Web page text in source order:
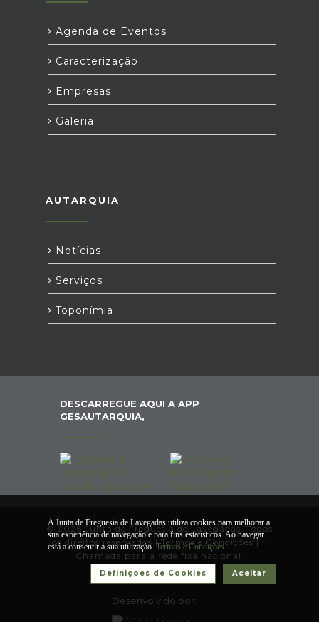
Agenda de Eventos
Caracterização
Empresas
Galeria
AUTARQUIA
Notícias
Serviços
Toponímia
DESCARREGUE AQUI A APP
GESAUTARQUIA,
© 2026 Junta de Freguesia de Lavegadas. Todos
os direitos reservados |Termos e Condições|
Chamada para a rede fixa nacional.
Desenvolvido por:
A Junta de Freguesia de Lavegadas utiliza cookies para melhorar a
sua experiência de navegação e para fins estatísticos. Ao navegar
está a consentir a sua utilização. Termos e Condições
Aceitar
Definiçoes de Cookies